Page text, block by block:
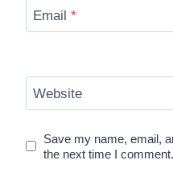
Email *
Website
Save my name, email,
the next time I comment.